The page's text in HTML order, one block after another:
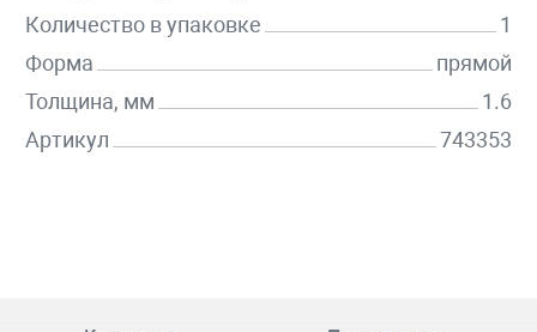
Количество в упаковке
1
Форма
прямой
Толщина, мм
1.6
Артикул
743353